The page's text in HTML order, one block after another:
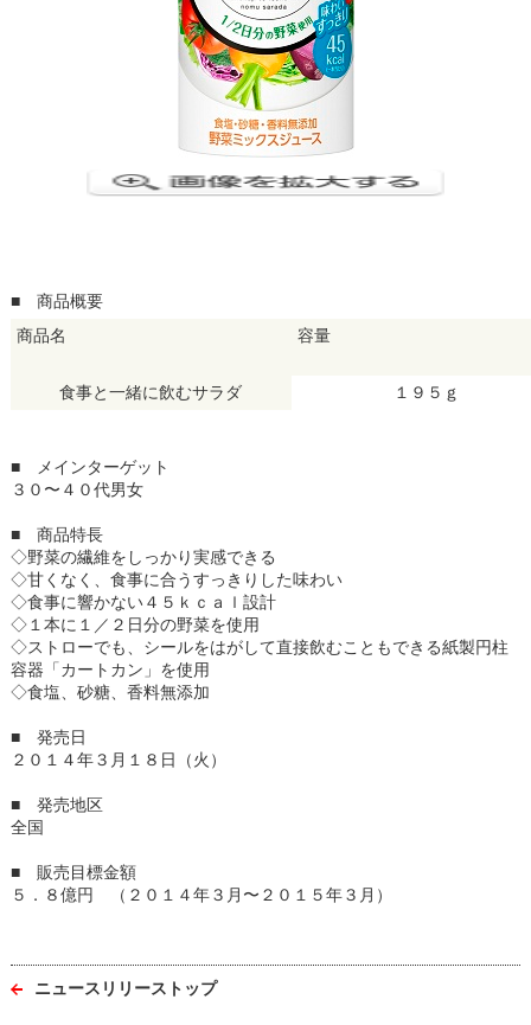
■ 商品概要
商品名
容量
食事と一緒に飲むサラダ １９５ｇ
■
メインターゲット
３０〜４０代男女
■ 商品特長
◇野菜の繊維をしっかり実感できる
◇甘くなく、食事に合うすっきりした味わい
◇食事に響かない４５ｋｃａｌ設計
◇１本に１／２日分の野菜を使用
◇ストローでも、シールをはがして直接飲むこともできる紙製円柱
容器「カートカン」を使用
◇食塩、砂糖、香料無添加
■ 発売日
２０１４年３月１８日（火）
■ 発売地区
全国
■ 販売目標金額
５．８億円 （２０１４年３月〜２０１５年３月）
ニュースリリーストップ